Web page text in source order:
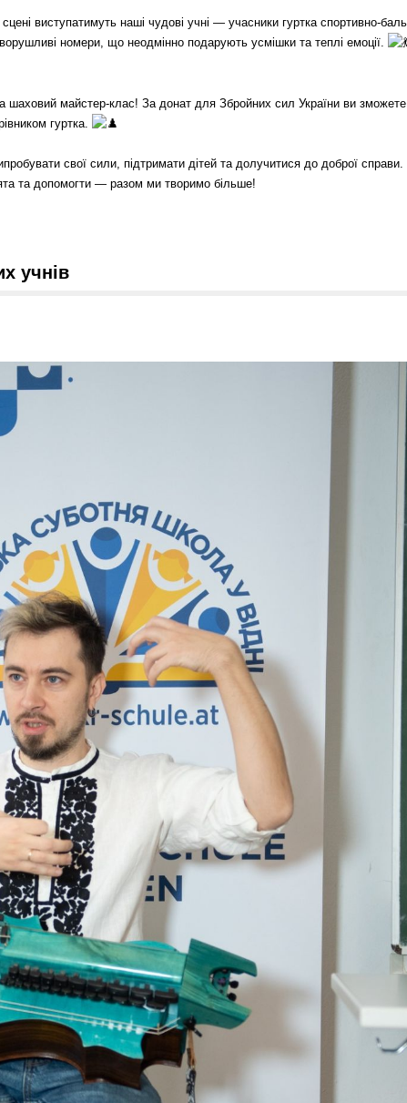
виступатимуть наші чудові учні — учасники гуртка спортивно-
номери, що неодмінно подарують усмішки та теплі емоції.
шаховий майстер-клас! За донат для Збройних сил України ви зможете
гуртка.
свої сили, підтримати дітей та долучитися до доброї справи.
та допомогти — разом ми творимо більше!
учнів